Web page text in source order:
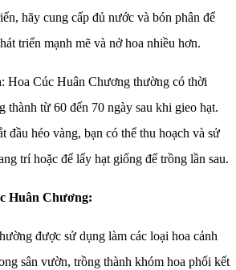
hãy cung cấp đủ nước và bón phân để
triển mạnh mẽ và nở hoa nhiều hơn.
Hoa Cúc Huân Chương thường có thời
thành từ 60 đến 70 ngày sau khi gieo hạt.
đầu héo vàng, bạn có thể thu hoạch và sử
trí hoặc để lấy hạt giống để trồng lần sau.
Huân Chương:
được sử dụng làm các loại hoa cảnh
sân vườn, trồng thành khóm hoa phối kết